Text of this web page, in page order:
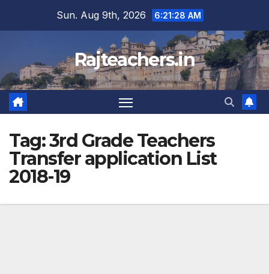
Sun. Aug 9th, 2026 6:21:28 AM
Rajteachers.in
Tag:3rd Grade Teachers
Transfer application List
2018-19